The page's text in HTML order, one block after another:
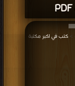
كتب في اكبر مكتبة